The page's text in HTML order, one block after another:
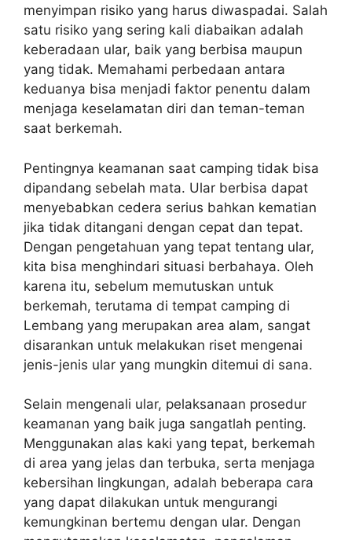
menyimpan risiko yang harus diwaspadai. Salah
satu risiko yang sering kali diabaikan adalah
keberadaan ular, baik yang berbisa maupun
yang tidak. Memahami perbedaan antara
keduanya bisa menjadi faktor penentu dalam
menjaga keselamatan diri dan teman-teman
saat berkemah.
Pentingnya keamanan saat camping tidak bisa
dipandang sebelah mata. Ular berbisa dapat
menyebabkan cedera serius bahkan kematian
jika tidak ditangani dengan cepat dan tepat.
Dengan pengetahuan yang tepat tentang ular,
kita bisa menghindari situasi berbahaya. Oleh
karena itu, sebelum memutuskan untuk
berkemah, terutama di tempat camping di
Lembang yang merupakan area alam, sangat
disarankan untuk melakukan riset mengenai
jenis-jenis ular yang mungkin ditemui di sana.
Selain mengenali ular, pelaksanaan prosedur
keamanan yang baik juga sangatlah penting.
Menggunakan alas kaki yang tepat, berkemah
di area yang jelas dan terbuka, serta menjaga
kebersihan lingkungan, adalah beberapa cara
yang dapat dilakukan untuk mengurangi
kemungkinan bertemu dengan ular. Dengan